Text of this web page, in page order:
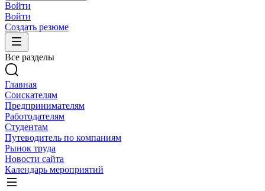
Войти
Войти
Создать резюме
Все разделы
Главная
Соискателям
Предпринимателям
Работодателям
Студентам
Путеводитель по компаниям
Рынок труда
Новости сайта
Календарь мероприятий